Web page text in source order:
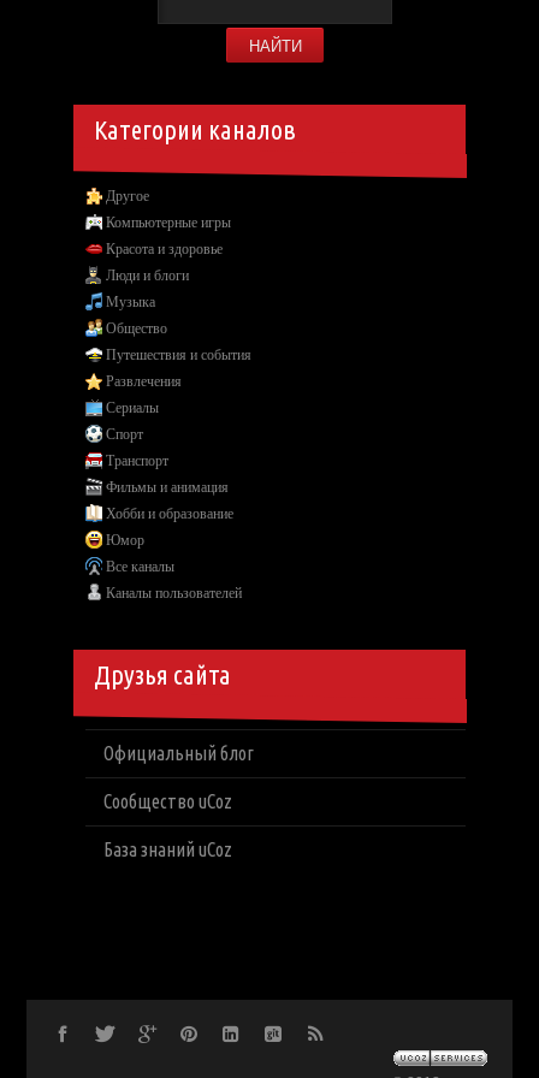
Категории каналов
Другое
Компьютерные игры
Красота и здоровье
Люди и блоги
Музыка
Общество
Путешествия и события
Развлечения
Сериалы
Спорт
Транспорт
Фильмы и анимация
Хобби и образование
Юмор
Все каналы
Каналы пользователей
Друзья сайта
Официальный блог
Сообщество uCoz
База знаний uCoz